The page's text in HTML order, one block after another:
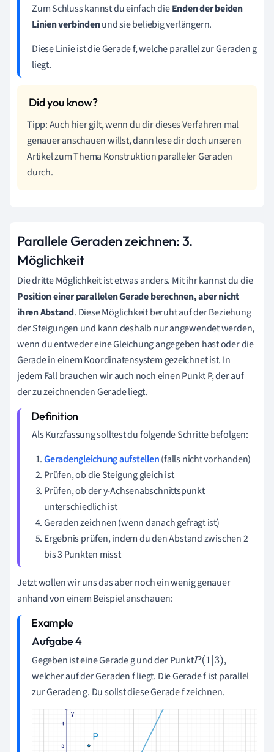
Zum Schluss kannst du einfach dieEnden der beiden
Linien verbindenund sie beliebig verlängern.
Diese Linie ist die Gerade f, welche parallel zur Geraden g
liegt.
Tipp: Auch hier gilt, wenn du dir dieses Verfahren mal
genauer anschauen willst, dann lese dir doch unseren
Artikel zum Thema Konstruktion paralleler Geraden
durch.
Parallele Geraden zeichnen: 3.
Möglichkeit
Die dritte Möglichkeit ist etwas anders. Mit ihr kannst du die
Position einer parallelen Gerade berechnen, aber nicht
ihren Abstand. Diese Möglichkeit beruht auf der Beziehung
der Steigungen und kann deshalb nur angewendet werden,
wenn du entweder eine Gleichung angegeben hast oder die
Gerade in einem Koordinatensystem gezeichnet ist. In
jedem Fall brauchen wir auch noch einen Punkt P, der auf
der zu zeichnenden Gerade liegt.
Als Kurzfassung solltest du folgende Schritte befolgen:
Geradengleichung aufstellen(falls nicht vorhanden)
Prüfen, ob die Steigung gleich ist
Prüfen, ob der y-Achsenabschnittspunkt
unterschiedlich ist
Geraden zeichnen (wenn danach gefragt ist)
Ergebnis prüfen, indem du den Abstand zwischen 2
bis 3 Punkten misst
Jetzt wollen wir uns das aber noch ein wenig genauer
anhand von einem Beispiel anschauen:
Aufgabe 4
Gegeben ist eine Gerade g und der PunktP(1|3 ) ,
welcher auf der Geraden f liegt. Die Gerade f ist parallel
zur Geraden g. Du sollst diese Gerade f zeichnen.